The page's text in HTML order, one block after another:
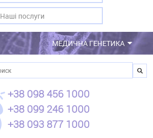
Наші послуги
МЕДИЧНА ГЕНЕТИКА
+38 098 456 1000
+38 099 246 1000
+38 093 877 1000